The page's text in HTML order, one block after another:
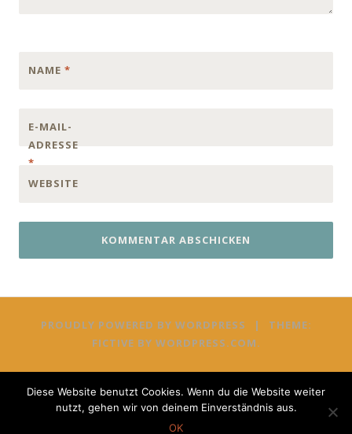
NAME *
E-MAIL-
ADRESSE
*
WEBSITE
PROUDLY POWERED BY WORDPRESS |
THEME:
FICTIVE BY WORDPRESS.COM.
Diese Website benutzt Cookies. Wenn du die Website weiter
nutzt, gehen wir von deinem Einverständnis aus.
OK